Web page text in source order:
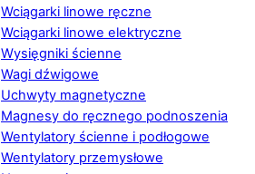
Wciągarki linowe ręczne
Wciągarki linowe elektryczne
Wysięgniki ścienne
Wagi dźwigowe
Uchwyty magnetyczne
Magnesy do ręcznego podnoszenia
Wentylatory ścienne i podłogowe
Wentylatory przemysłowe